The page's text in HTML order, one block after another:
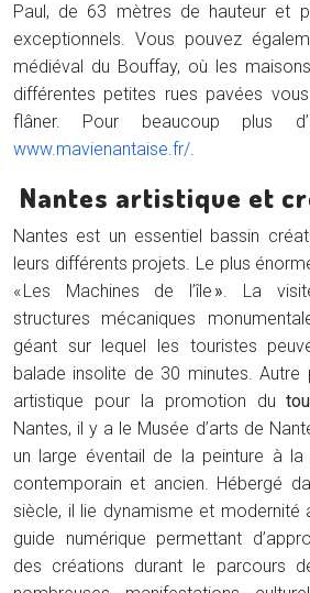
Paul, de 63 mètres de hauteur et
exceptionnels. Vous pouvez
médiéval du Bouffay, où les
différentes petites rues pavées
flâner. Pour beaucoup plus
www.mavienantaise.fr/.
Nantes artistique et
Nantes est un essentiel bassin
leurs différents projets. Le plus
« Les Machines de l’île ». La
structures mécaniques
géant sur lequel les touristes
balade insolite de 30 minutes. Autre
artistique pour la promotion du
Nantes, il y a le Musée d’arts de
un large éventail de la peinture à
contemporain et ancien. Hébergé
siècle, il lie dynamisme et modernité
guide numérique permettant
des créations durant le parcours